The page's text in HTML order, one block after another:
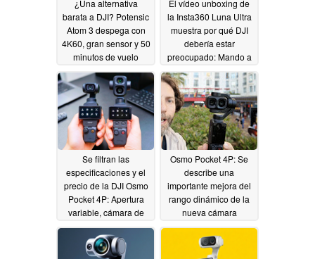
¿Una alternativa
barata a DJI? Potensic
Atom 3 despega con
4K60, gran sensor y 50
minutos de vuelo
05/29/2026
El vídeo unboxing de
la Insta360 Luna Ultra
muestra por qué DJI
debería estar
preocupado: Mando a
distancia, funda
protectora en acción
05/20/2026
Se filtran las
especificaciones y el
precio de la DJI Osmo
Pocket 4P: Apertura
variable, cámara de
48MP con zoom, D-
Log 205/17/2026
Osmo Pocket 4P: Se
describe una
importante mejora del
rango dinámico de la
nueva cámara
vlogging de DJI antes
de su lanzamiento
oficial05/16/2026